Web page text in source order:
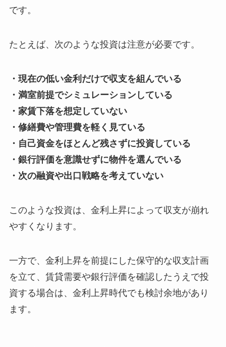
です。
たとえば、次のような投資は注意が必要です。
・現在の低い金利だけで収支を組んでいる
・満室前提でシミュレーションしている
・家賃下落を想定していない
・修繕費や管理費を軽く見ている
・自己資金をほとんど残さずに投資している
・銀行評価を意識せずに物件を選んでいる
・次の融資や出口戦略を考えていない
このような投資は、金利上昇によって収支が崩れ
やすくなります。
一方で、金利上昇を前提にした保守的な収支計画
を立て、賃貸需要や銀行評価を確認したうえで投
資する場合は、金利上昇時代でも検討余地があり
ます。